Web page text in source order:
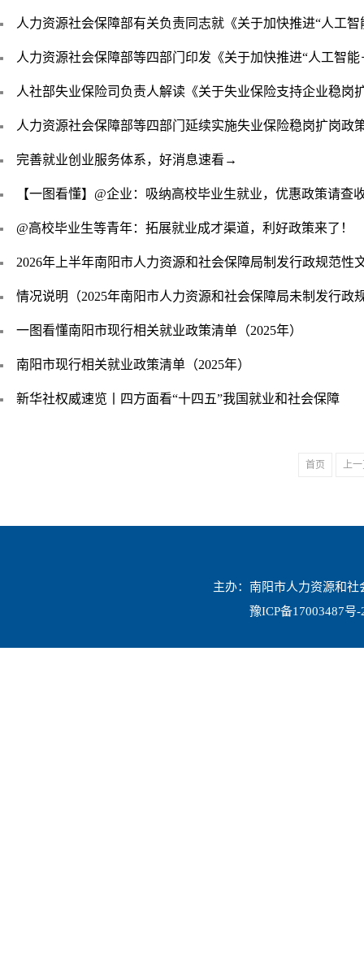
人力资源社会保障部有关负责同志就《关于加快推进“人工
人力资源社会保障部等四部门印发《关于加快推进“人工智
人社部失业保险司负责人解读《关于失业保险支持企业稳岗
人力资源社会保障部等四部门延续实施失业保险稳岗扩岗政
完善就业创业服务体系，好消息速看→
【一图看懂】@企业：吸纳高校毕业生就业，优惠政策请查
@高校毕业生等青年：拓展就业成才渠道，利好政策来了！
2026年上半年南阳市人力资源和社会保障局制发行政规范性
情况说明（2025年南阳市人力资源和社会保障局未制发行政
一图看懂南阳市现行相关就业政策清单（2025年）
南阳市现行相关就业政策清单（2025年）
新华社权威速览丨四方面看“十四五”我国就业和社会保障
首页 上
主办：南阳市人力资源和
豫ICP备17003487号-